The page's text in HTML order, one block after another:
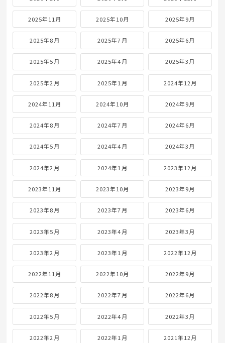
2025年11月 2025年10月 2025年9月
2025年8月 2025年7月 2025年6月
2025年5月 2025年4月 2025年3月
2025年2月 2025年1月 2024年12月
2024年11月 2024年10月 2024年9月
2024年8月 2024年7月 2024年6月
2024年5月 2024年4月 2024年3月
2024年2月 2024年1月 2023年12月
2023年11月 2023年10月 2023年9月
2023年8月 2023年7月 2023年6月
2023年5月 2023年4月 2023年3月
2023年2月 2023年1月 2022年12月
2022年11月 2022年10月 2022年9月
2022年8月 2022年7月 2022年6月
2022年5月 2022年4月 2022年3月
2022年2月 2022年1月 2021年12月